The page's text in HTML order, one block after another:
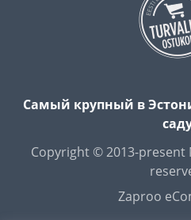
Самый крупный в
Copyright © 2013-present
Zaproo